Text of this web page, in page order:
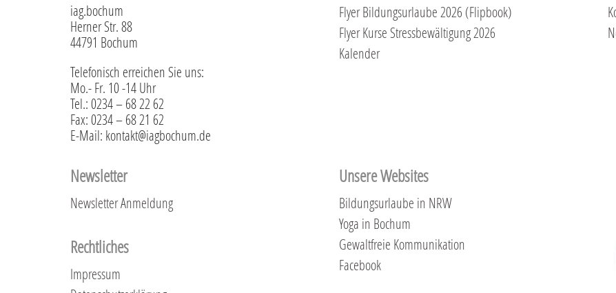
iag.bochum
Herner Str. 88
44791 Bochum
Telefonisch erreichen Sie uns:
Mo.- Fr. 10 -14 Uhr
Tel.: 0234 – 68 22 62
Fax: 0234 – 68 21 62
E-Mail: kontakt@iagbochum.de
Flyer Bildungsurlaube 2026 (Flipbook)
Flyer Kurse Stressbewältigung 2026
Kalender
Newsletter
Newsletter Anmeldung
Rechtliches
Impressum
Unsere Websites
Bildungsurlaube in NRW
Yoga in Bochum
Gewaltfreie Kommunikation
Facebook